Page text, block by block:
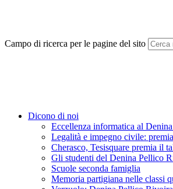
Campo di ricerca per le pagine del sito
Dicono di noi
Eccellenza informatica al
Legalità e impegno civile:
Cherasco, Tesisquare premia il
Gli studenti del Denina Pellico
Scuole seconda famiglia
Memoria partigiana nelle classi